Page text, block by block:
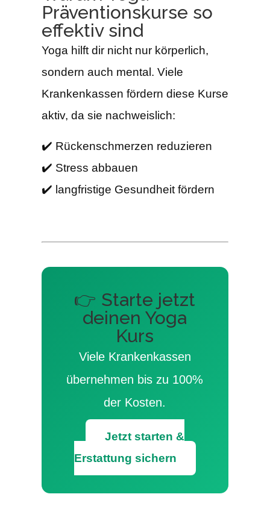
Präventionskurse so
effektiv sind
Yoga hilft dir nicht nur körperlich,
sondern auch mental. Viele
Krankenkassen fördern diese Kurse
aktiv, da sie nachweislich:
✔️ Rückenschmerzen reduzieren
✔️ Stress abbauen
✔️ langfristige Gesundheit fördern
👉 Starte jetzt
deinen Yoga
Kurs
Viele Krankenkassen
übernehmen bis zu 100%
der Kosten.
Jetzt starten &
Erstattung sichern